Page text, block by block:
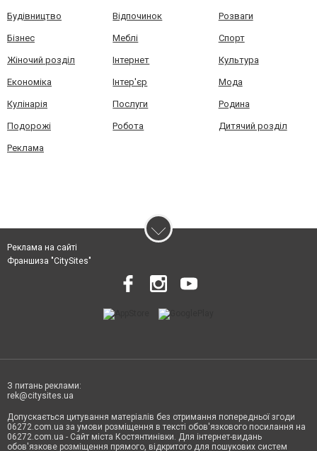
Будівництво Відпочинок Розваги
Бізнес Меблі Спорт
Жіночий розділ Інтернет Культура
Економіка Інтер'єр Мода
Кулінарія Послуги Родина
Подорожі Робота Дитячий розділ
Реклама
Реклама на сайті
Франшиза "CitySites"
З питань реклами:
rek@citysites.ua
Допускається цитування матеріалів без отримання попередньої згоди
06272.com.ua за умови розміщення в тексті обов'язкового посилання на
06272.com.ua - Сайт міста Костянтинівки. Для інтернет-видань
обов'язкове розміщення прямого, відкритого для пошукових систем